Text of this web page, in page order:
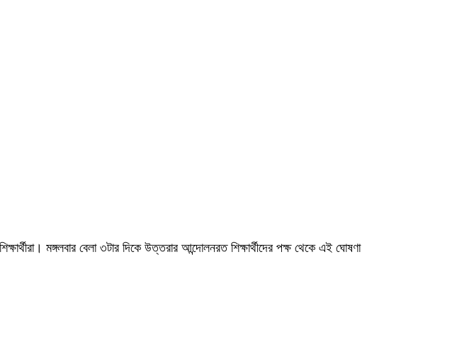
মঙ্গলবার বেলা ৩টার দিকে উত্তরার আন্দোলনরত শিক্ষার্থীদের পক্ষ থেকে এই ঘোষণা